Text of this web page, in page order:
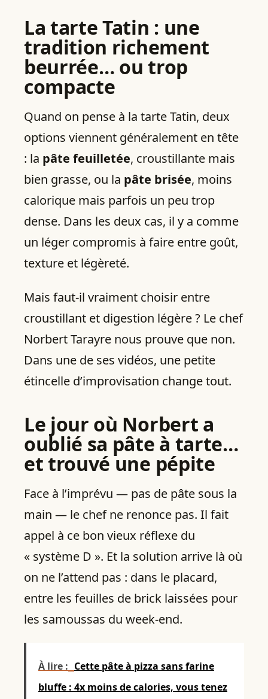
La tarte Tatin : une
tradition richement
beurrée… ou trop
compacte
Quand on pense à la tarte Tatin, deux
options viennent généralement en tête
: la pâte feuilletée, croustillante mais
bien grasse, ou la pâte brisée, moins
calorique mais parfois un peu trop
dense. Dans les deux cas, il y a comme
un léger compromis à faire entre goût,
texture et légèreté.
Mais faut-il vraiment choisir entre
croustillant et digestion légère ? Le chef
Norbert Tarayre nous prouve que non.
Dans une de ses vidéos, une petite
étincelle d’improvisation change tout.
Le jour où Norbert a
oublié sa pâte à tarte…
et trouvé une pépite
Face à l’imprévu — pas de pâte sous la
main — le chef ne renonce pas. Il fait
appel à ce bon vieux réflexe du
« système D ». Et la solution arrive là où
on ne l’attend pas : dans le placard,
entre les feuilles de brick laissées pour
les samoussas du week-end.
À lire : Cette pâte à pizza sans farine
bluffe : 4x moins de calories, vous tenez